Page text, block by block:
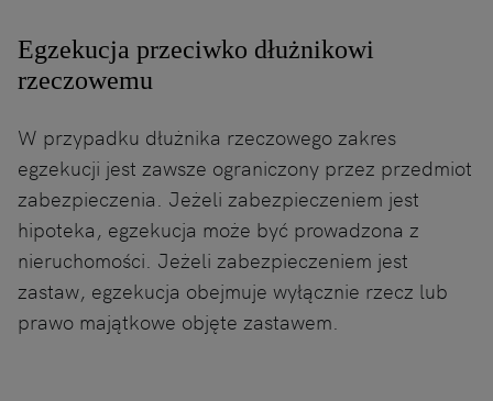
Egzekucja przeciwko dłużnikowi
rzeczowemu
W przypadku dłużnika rzeczowego zakres
egzekucji jest zawsze ograniczony przez przedmiot
zabezpieczenia. Jeżeli zabezpieczeniem jest
hipoteka, egzekucja może być prowadzona z
nieruchomości. Jeżeli zabezpieczeniem jest
zastaw, egzekucja obejmuje wyłącznie rzecz lub
prawo majątkowe objęte zastawem.